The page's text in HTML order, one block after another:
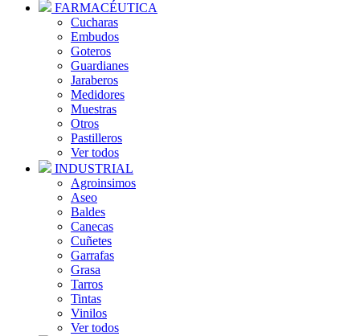
FARMACÉUTICA
Cucharas
Embudos
Goteros
Guardianes
Jaraberos
Medidores
Muestras
Otros
Pastilleros
Ver todos
INDUSTRIAL
Agroinsimos
Aseo
Baldes
Canecas
Cuñetes
Garrafas
Grasa
Tarros
Tintas
Vinilos
Ver todos